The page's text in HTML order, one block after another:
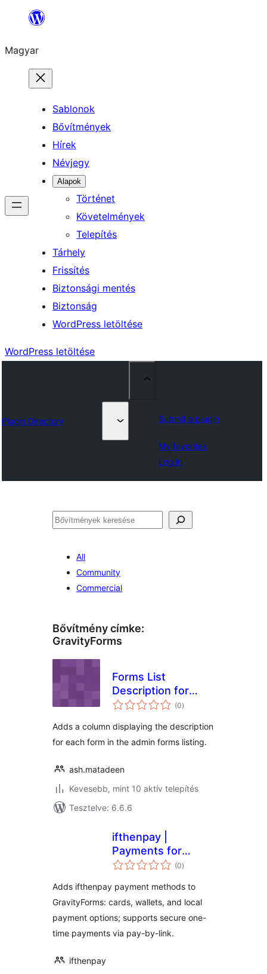
Ugrás
tartalomhoz
Magyar
Sablonok
Bővítmények
Hírek
Névjegy
Alapok
Történet
Követelmények
Telepítés
Tárhely
Frissítés
Biztonsági mentés
Biztonság
WordPress letöltése
WordPress letöltése
Plugin Directory Submit a plugin
My favorites
Log in
Keresés
All
Community
Commercial
Bővítmény címke:
GravityForms
Forms List
Description for
Gravity Forms
(0értékelés
összesen
)
Adds a column displaying the description
for each form in the admin forms listing.
ash.matadeen
Kevesebb, mint 10 aktív telepítés
Tesztelve: 6.6.6
ifthenpay |
Payments for
GravityForms
(0értékelés
összesen
)
Adds ifthenpay payment methods to
GravityForms: cards, wallets, and local
payment options; supports secure one-
time payments via pay-by-link.
ifthenpay